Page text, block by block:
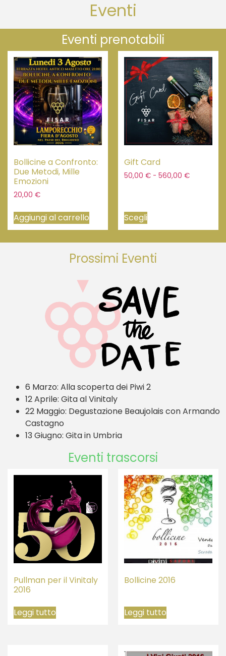
Eventi
Eventi prenotabili
Bollicine a Confronto:
Due Metodi, Mille
Emozioni
20,00 €
Aggiungi al carrello
Gift Card
50,00 € - 560,00 €
Scegli
Prossimi Eventi
6 Marzo: Alla scoperta dei Piwi 2
12 Aprile: Gita al Vinitaly
22 Maggio: Degustazione Beaujolais con Armando
Castagno
13 Giugno: Gita in Umbria
Eventi trascorsi
Pullman per il Vinitaly
2016
Leggi tutto
Bollicine 2016
Leggi tutto